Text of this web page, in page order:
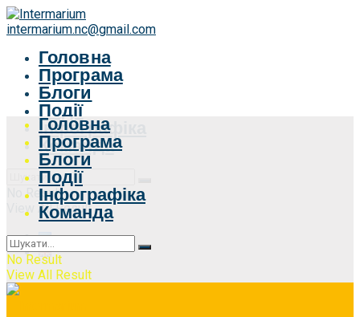
intermarium.nc@gmail.com
Головна
Програма
Блоги
Події
Інфографіка
Команда
No Result
View All Result
Головна
Програма
Блоги
Події
Інфографіка
Команда
No Result
View All Result